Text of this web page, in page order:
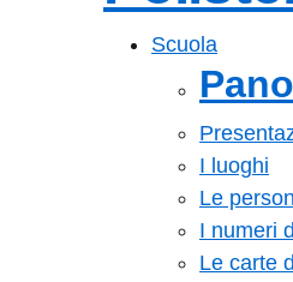
—Scuola
I luoghi
Le
I numeri
Le carte